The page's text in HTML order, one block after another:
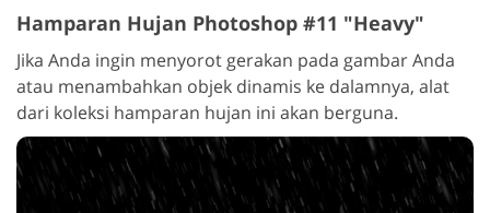
Hamparan Hujan Photoshop #11 "Heavy"
Jika Anda ingin menyorot gerakan pada gambar Anda
atau menambahkan objek dinamis ke dalamnya, alat
dari koleksi hamparan hujan ini akan berguna.